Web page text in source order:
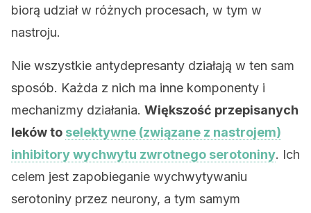
biorą udział w różnych procesach, w tym w
nastroju.
Nie wszystkie antydepresanty działają w ten sam
sposób. Każda z nich ma inne komponenty i
mechanizmy działania. Większość przepisanych
leków to selektywne (związane z nastrojem)
inhibitory wychwytu zwrotnego serotoniny. Ich
celem jest zapobieganie wychwytywaniu
serotoniny przez neurony, a tym samym